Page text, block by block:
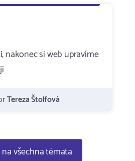
nakonec si web upravíme
Tereza Štolfová
všechna témata